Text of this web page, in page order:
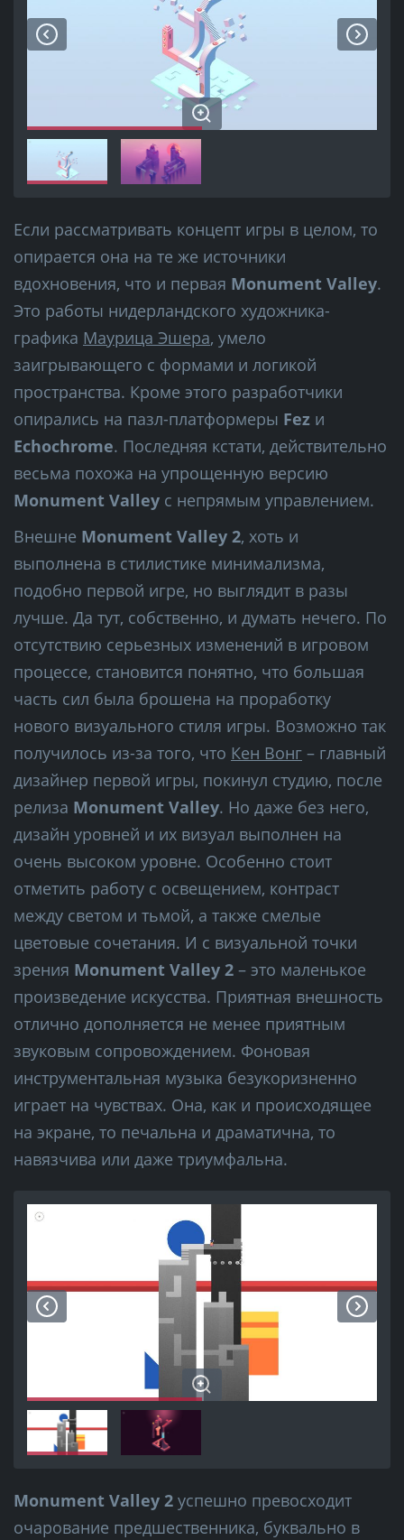
Если рассматривать концепт игры в целом, то
опирается она на те же источники
вдохновения, что и первая Monument Valley.
Это работы нидерландского художника-
графика Маурица Эшера, умело
заигрывающего с формами и логикой
пространства. Кроме этого разработчики
опирались на пазл-платформеры Fez и
Echochrome. Последняя кстати, действительно
весьма похожа на упрощенную версию
Monument Valley с непрямым управлением.
Внешне Monument Valley 2, хоть и
выполнена в стилистике минимализма,
подобно первой игре, но выглядит в разы
лучше. Да тут, собственно, и думать нечего. По
отсутствию серьезных изменений в игровом
процессе, становится понятно, что большая
часть сил была брошена на проработку
нового визуального стиля игры. Возможно так
получилось из-за того, что Кен Вонг – главный
дизайнер первой игры, покинул студию, после
релиза Monument Valley. Но даже без него,
дизайн уровней и их визуал выполнен на
очень высоком уровне. Особенно стоит
отметить работу с освещением, контраст
между светом и тьмой, а также смелые
цветовые сочетания. И с визуальной точки
зрения Monument Valley 2 – это маленькое
произведение искусства. Приятная внешность
отлично дополняется не менее приятным
звуковым сопровождением. Фоновая
инструментальная музыка безукоризненно
играет на чувствах. Она, как и происходящее
на экране, то печальна и драматична, то
навязчива или даже триумфальна.
Monument Valley 2 успешно превосходит
очарование предшественника, буквально в